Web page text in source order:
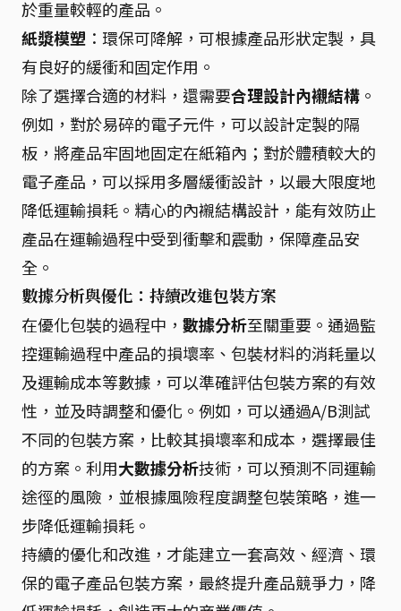
於重量較輕的產品。
紙漿模塑 ：環保可降解，可根據產品形狀定製，具
有良好的緩衝和固定作用。
除了選擇合適的材料，還需要合理設計內襯結構 。
例如，對於易碎的電子元件，可以設計定製的隔
板，將產品牢固地固定在紙箱內；對於體積較大的
電子產品，可以採用多層緩衝設計，以最大限度地
降低運輸損耗。精心的內襯結構設計，能有效防止
產品在運輸過程中受到衝擊和震動，保障產品安
全。
數據分析與優化：持續改進包裝方案
在優化包裝的過程中， 數據分析至關重要。通過監
控運輸過程中產品的損壞率、包裝材料的消耗量以
及運輸成本等數據，可以準確評估包裝方案的有效
性，並及時調整和優化。例如，可以通過A/B測試
不同的包裝方案，比較其損壞率和成本，選擇最佳
的方案。利用大數據分析技術，可以預測不同運輸
途徑的風險，並根據風險程度調整包裝策略，進一
步降低運輸損耗。
持續的優化和改進，才能建立一套高效、經濟、環
保的電子產品包裝方案，最終提升產品競爭力，降